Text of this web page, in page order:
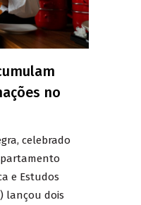
no
celebrado
e Estudos
lançou dois